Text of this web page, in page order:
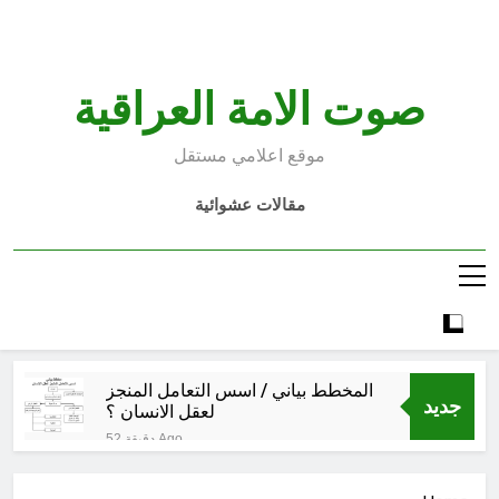
صوت الامة العراقية
موقع اعلامي مستقل
مقالات عشوائية
جديد
المخطط بياني / اسس التعامل المنجز
لعقل الانسان ؟
52 دقيقة Ago